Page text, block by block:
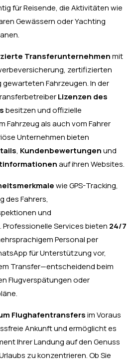
für Reisende, die Aktivitäten wie
Gewässern oder Yachting
Transferunternehmenmit
zertifizierten
gewarteten Fahrzeugen. In der
Lizenzen des
besitzen und offizielle
Fahrzeug als auch vom Fahrer
Unternehmen bieten
, Kundenbewertungenund
auf ihren Websites.
wie GPS-Tracking,
des Fahrers,
und
Services bieten 24/7
Personal per
für Unterstützung vor,
Transfer—entscheidend beim
Flugverspätungen oder
Flughafentransfersim Voraus
Ankunft und ermöglicht es
Ihrer Landung auf den Genuss
zu konzentrieren. Ob Sie